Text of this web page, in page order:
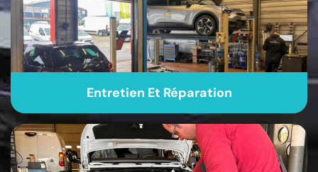
Entretien Et Réparation